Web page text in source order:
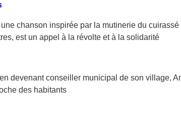
chanson inspirée par la mutinerie du
est un appel à la révolte et à la solidarité
devenant conseiller municipal de son village,
des habitants